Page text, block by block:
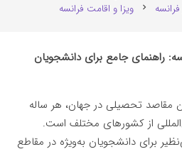
chevron_right ویزا و اقامت فرانسه
راهنمای جامع برای دانشجویان
مقاصد تحصیلی در جهان، هر ساله
از کشورهای مختلف است.
برای دانشجویان به‌ویژه در مقاطع